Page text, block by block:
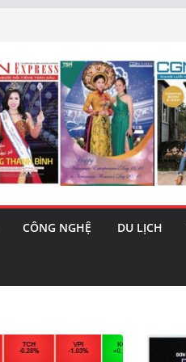
CÔNG NGHỆ DU LỊCH